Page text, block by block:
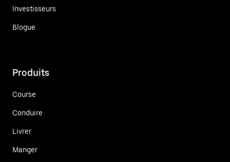
Investisseurs
Blogue
Produits
Course
Conduire
Livrer
Manger